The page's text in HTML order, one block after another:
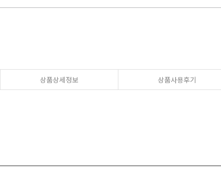
상품상세정보 상품사용후기